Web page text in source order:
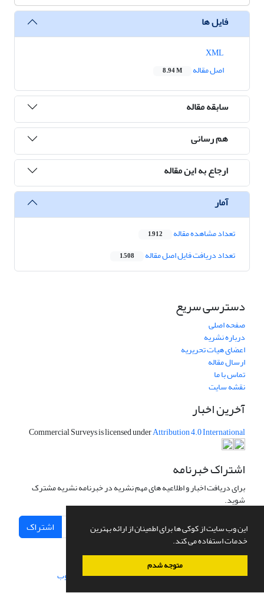
این وب سایت از کوکی ها برای اطمینان از ارائه بهترین
خدمات استفاده می کند.
متوجه شدم
فایل ها
اصل مقاله
8.94 M
سابقه مقاله
هم رسانی
ارجاع به این مقاله
آمار
تعداد مشاهده مقاله 1,912
تعداد دریافت فایل اصل مقاله 1,508
دسترسی سریع
صفحه اصلی
درباره نشریه
اعضای هیات تحریریه
ارسال مقاله
تماس با ما
نقشه سایت
آخرین اخبار
Commercial Surveys is licensed underAttribution 4.0 International
اشتراک خبرنامه
برای دریافت اخبار و اطلاعیه های مهم نشریه در خبرنامه نشریه مشترک
شوید.
اشتراک
سامانه مدیریت نشریات علمی.طراحی و پیاده سازی از سیناوب